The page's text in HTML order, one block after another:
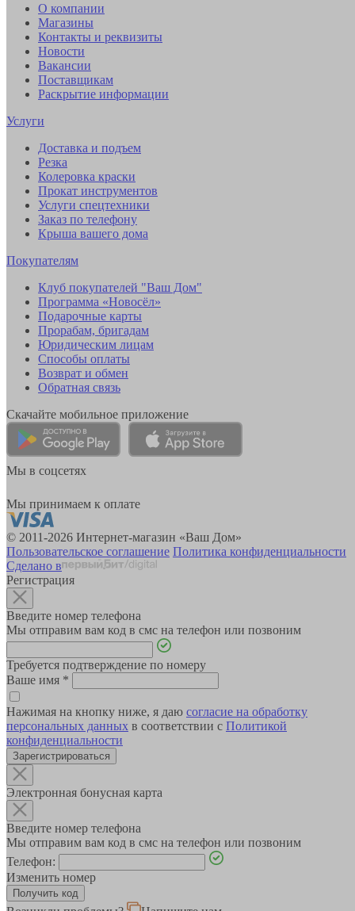
О компании
Магазины
Контакты и реквизиты
Новости
Вакансии
Поставщикам
Раскрытие информации
Услуги
Доставка и подъем
Резка
Колеровка краски
Прокат инструментов
Услуги спецтехники
Заказ по телефону
Крыша вашего дома
Покупателям
Клуб покупателей "Ваш Дом"
Программа «Новосёл»
Подарочные карты
Прорабам, бригадам
Юридическим лицам
Способы оплаты
Возврат и обмен
Обратная связь
Скачайте мобильное приложение
Мы в соцсетях
Мы принимаем к оплате
© 2011-2026 Интернет-магазин «Ваш Дом»
Пользовательское соглашение Политика конфиденциальности
Сделано в
Регистрация
Введите номер телефона
Мы отправим вам код в смс на телефон или позвоним
Требуется подтверждение по номеру
Ваше имя *
Нажимая на кнопку ниже, я даю согласие на обработку
персональных данных в соответствии с Политикой
конфиденциальности
Зарегистрироваться
Электронная бонусная карта
Введите номер телефона
Мы отправим вам код в смс на телефон или позвоним
Телефон:
Изменить номер